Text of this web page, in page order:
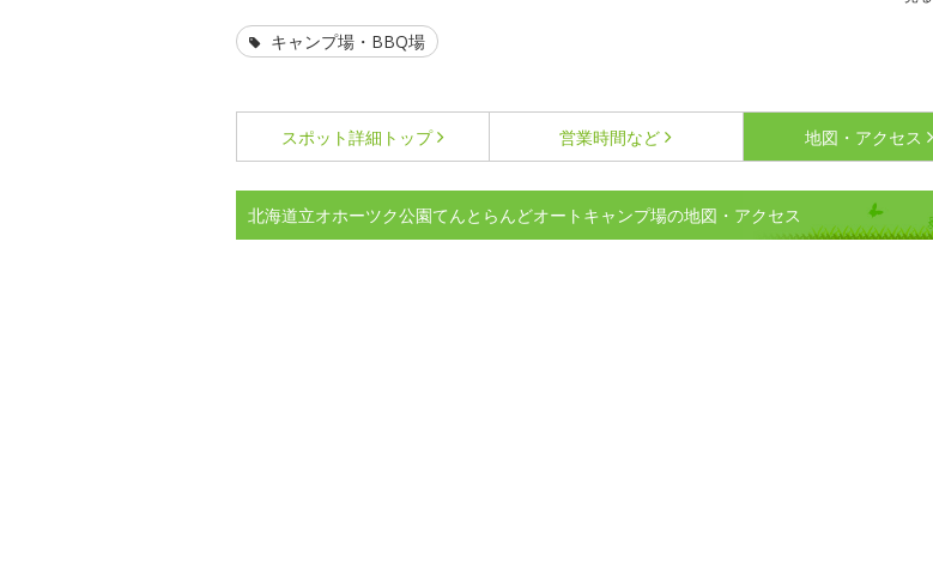
キャンプ場・BBQ場
スポット詳細 トップ 営業時間など 地図・アクセス
北海道立オホーツク公園てんとらんどオートキャンプ場の地図・アクセス